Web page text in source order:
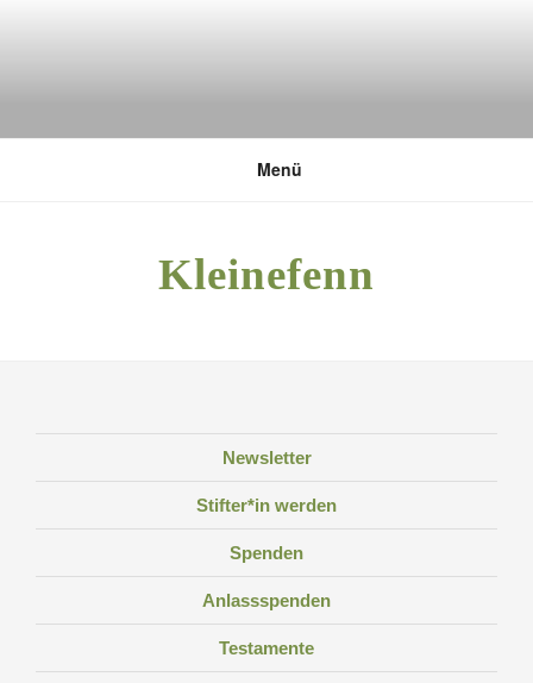
DEUTSCHE UMWELTSTIFTUNG
Menü
Kleinefenn
Newsletter
Stifter*in werden
Spenden
Anlassspenden
Testamente